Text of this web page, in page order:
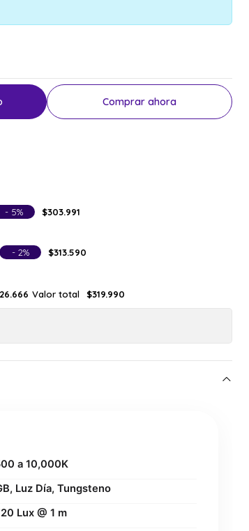
Comprar ahora
- 5% $303.991
- 2% $313.590
Valor total $319.990
a 10,000K
Luz Día, Tungsteno
Lux @ 1 m